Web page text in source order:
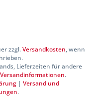
zzgl.Versandkosten, wenn
Lieferzeiten für andere
Versandinformationen.
| Versand und
.